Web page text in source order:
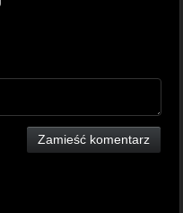
Zamieść komentarz